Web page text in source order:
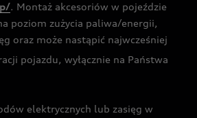
. Montaż akcesoriów w pojeździe
poziom zużycia paliwa/energii,
oraz może nastąpić najwcześniej
pojazdu, wyłącznie na Państwa
elektrycznych lub zasięg w